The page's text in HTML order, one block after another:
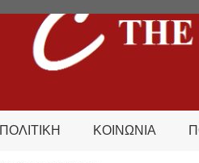
ΠΟΛΙΤΙΚΗ ΚΟΙΝΩΝΙΑ